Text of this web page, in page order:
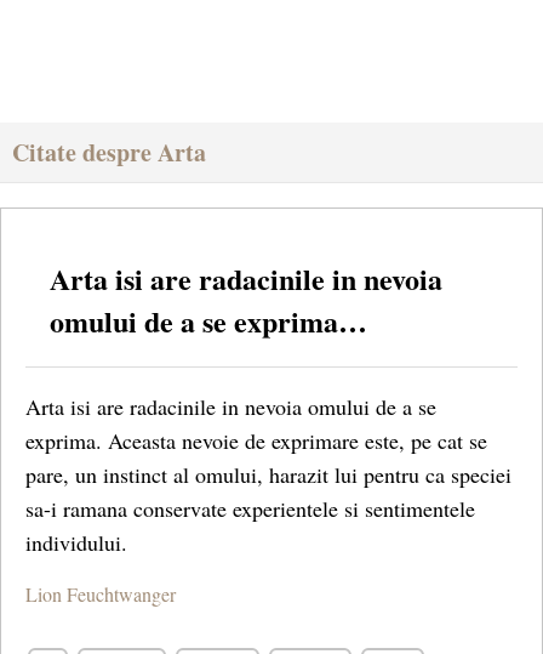
Citate despre Arta
Arta isi are radacinile in nevoia
omului de a se exprima…
Arta isi are radacinile in nevoia omului de a se
exprima. Aceasta nevoie de exprimare este, pe cat se
pare, un instinct al omului, harazit lui pentru ca speciei
sa-i ramana conservate experientele si sentimentele
individului.
Lion Feuchtwanger